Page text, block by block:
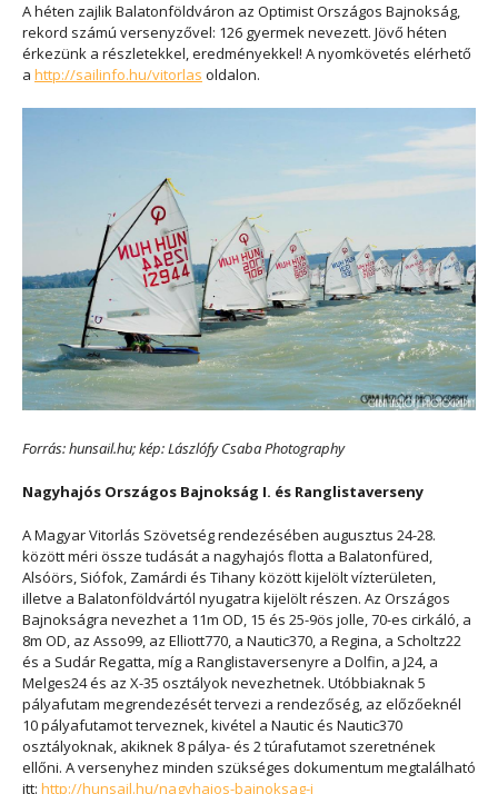
A héten zajlik Balatonföldváron az Optimist Országos Bajnokság,
rekord számú versenyzővel: 126 gyermek nevezett. Jövő héten
érkezünk a részletekkel, eredményekkel! A nyomkövetés elérhető
a http://sailinfo.hu/vitorlas oldalon.
Forrás: hunsail.hu; kép: Lászlófy Csaba Photography
Nagyhajós Országos Bajnokság I. és Ranglistaverseny
A Magyar Vitorlás Szövetség rendezésében augusztus 24-28.
között méri össze tudását a nagyhajós flotta a Balatonfüred,
Alsóörs, Siófok, Zamárdi és Tihany között kijelölt vízterületen,
illetve a Balatonföldvártól nyugatra kijelölt részen. Az Országos
Bajnokságra nevezhet a 11m OD, 15 és 25-9ös jolle, 70-es cirkáló, a
8m OD, az Asso99, az Elliott770, a Nautic370, a Regina, a Scholtz22
és a Sudár Regatta, míg a Ranglistaversenyre a Dolfin, a J24, a
Melges24 és az X-35 osztályok nevezhetnek. Utóbbiaknak 5
pályafutam megrendezését tervezi a rendezőség, az előzőeknél
10 pályafutamot terveznek, kivétel a Nautic és Nautic370
osztályoknak, akiknek 8 pálya- és 2 túrafutamot szeretnének
ellőni. A versenyhez minden szükséges dokumentum megtalálható
itt: http://hunsail.hu/nagyhajos-bajnoksag-i